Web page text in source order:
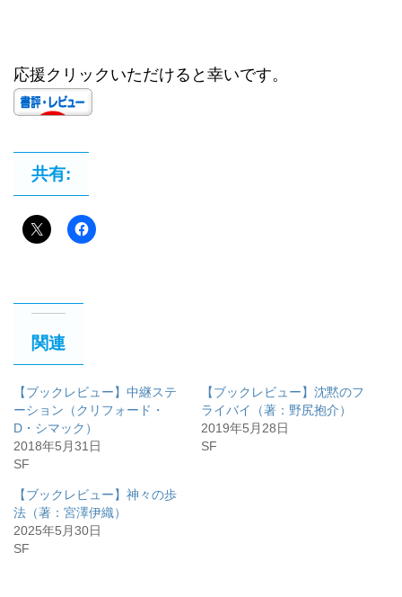
応援クリックいただけると幸いです。
共有:
関連
【ブックレビュー】中継ステ
ーション（クリフォード・
D・シマック）
2018年5月31日
SF
【ブックレビュー】沈黙のフ
ライバイ（著：野尻抱介）
2019年5月28日
SF
【ブックレビュー】神々の歩
法（著：宮澤伊織）
2025年5月30日
SF